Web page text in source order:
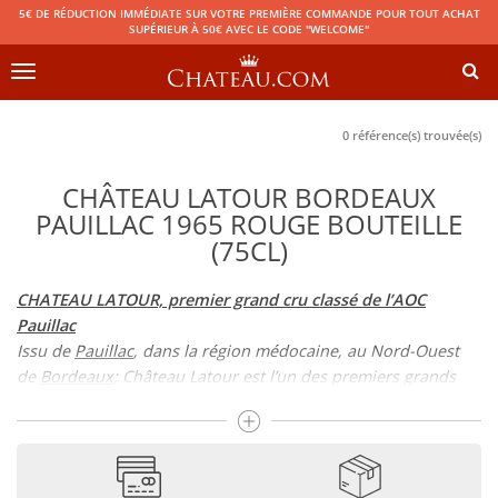
5€ DE RÉDUCTION IMMÉDIATE SUR VOTRE PREMIÈRE COMMANDE POUR TOUT ACHAT
SUPÉRIEUR À 50€ AVEC LE CODE "WELCOME"
Toggle
0 référence(s) trouvée(s)
CHÂTEAU LATOUR BORDEAUX
PAUILLAC 1965 ROUGE BOUTEILLE
(75CL)
CHATEAU LATOUR, premier grand cru classé de l’AOC
Pauillac
Issu de Pauillac, dans la région médocaine, au Nord-Ouest
de Bordeaux; Château Latour est l’un des premiers grands
classification officielle des vins de Bordeaux. Latour partage
ce rang avec leMouton Rothschild
et le Château Lafite-
Rothschild. Le Château Margaux et le Château Haut-Brion